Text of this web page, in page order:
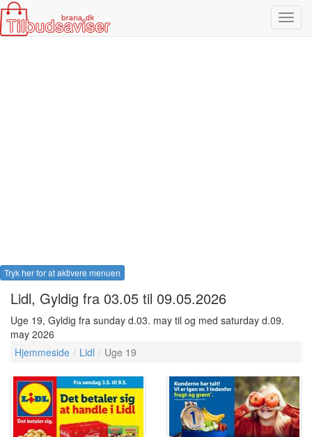
Tryk her for at aktivere menuen
Lidl, Gyldig fra 03.05 til 09.05.2026
Uge 19, Gyldig fra sunday d.03. may til og med saturday d.09.
may 2026
Hjemmeside
Lidl Uge 19